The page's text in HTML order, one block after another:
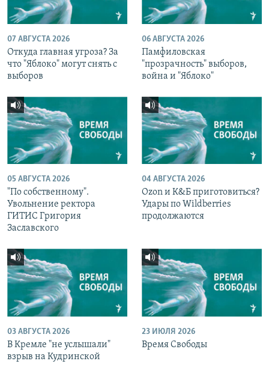
07 АВГУСТА 2026
Откуда главная угроза? За
что "Яблоко" могут снять с
выборов
06 АВГУСТА 2026
Памфиловская
"прозрачность" выборов,
война и "Яблоко"
05 АВГУСТА 2026
"По собственному".
Увольнение ректора
ГИТИС Григория
Заславского
04 АВГУСТА 2026
Ozon и К&Б приготовиться?
Удары по Wildberries
продолжаются
03 АВГУСТА 2026
В Кремле "не услышали"
взрыв на Кудринской
23 ИЮЛЯ 2026
Время Свободы